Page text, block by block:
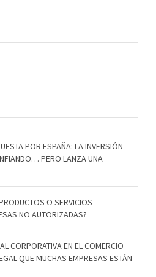
POR ESPAÑA: LA INVERSIÓN
PERO LANZA UNA
O SERVICIOS
NO AUTORIZADAS?
CORPORATIVA EN EL COMERCIO
QUE MUCHAS EMPRESAS ESTÁN